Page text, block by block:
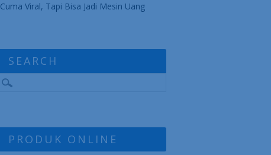
Cuma Viral, Tapi Bisa Jadi Mesin Uang
SEARCH
PRODUK ONLINE